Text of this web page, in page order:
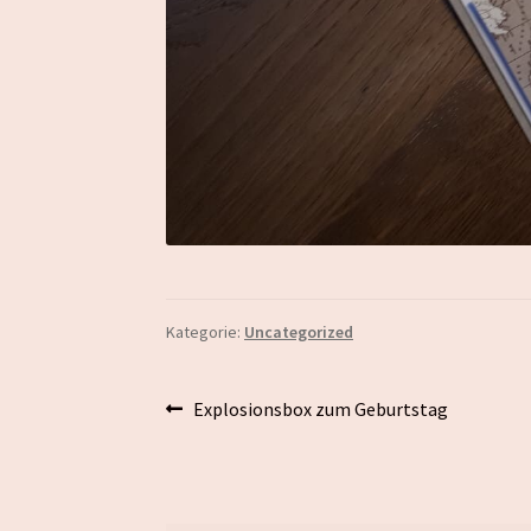
Kategorie: Uncategorized
Beitragsnavigation
Vorheriger
Explosionsbox zum Geburtstag